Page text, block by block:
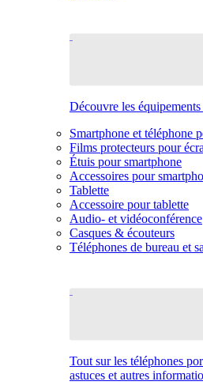
Découvre les
Smartphone et téléphone
Films protecteurs pour
Étuis pour smartphone
Accessoires pour
Tablette
Accessoire pour tablette
Audio- et vidéoconférence
Casques & écouteurs
Téléphones de bureau et
Tout sur les téléphones
astuces et autres